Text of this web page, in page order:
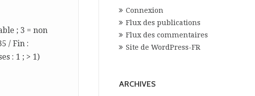
; 3 = non
/ Fin :
: 1 ; > 1)
Connexion
Flux des publications
Flux des commentaires
Site de WordPress-FR
ARCHIVES